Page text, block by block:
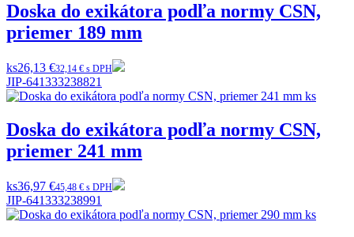
Doska do exikátora podľa normy CSN,
priemer 189 mm
ks26,13 €32,14 € s DPH
JIP-641333238821
Doska do exikátora podľa normy CSN,
priemer 241 mm
ks36,97 €45,48 € s DPH
JIP-641333238991